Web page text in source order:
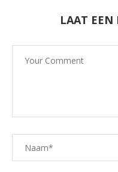
LAAT EEN